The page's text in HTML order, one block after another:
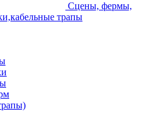
Сцены, фермы,
трапы